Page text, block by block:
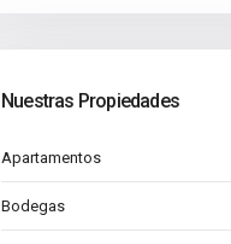
Nuestras Propiedades
Apartamentos
Bodegas